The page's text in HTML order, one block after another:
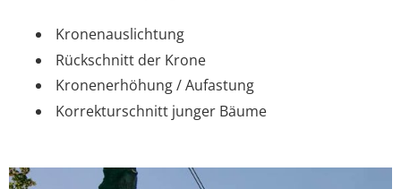
Kronenauslichtung
Rückschnitt der Krone
Kronenerhöhung / Aufastung
Korrekturschnitt junger Bäume